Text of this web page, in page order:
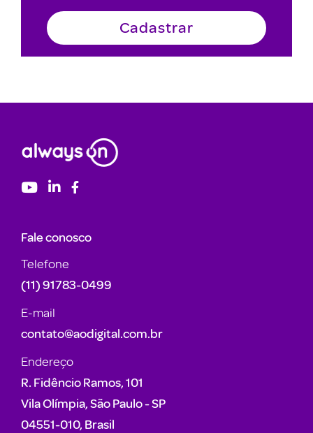
Fale conosco
Telefone
(11) 91783-0499
E-mail
contato@aodigital.com.br
Endereço
R. Fidêncio Ramos, 101
Vila Olímpia, São Paulo - SP
04551-010, Brasil